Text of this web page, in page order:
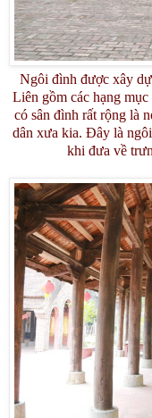
Ngôi đình được xây
Liên gồm các hạng
có sân đình rất rộng là
dân xưa kia. Đây là
khi đưa về